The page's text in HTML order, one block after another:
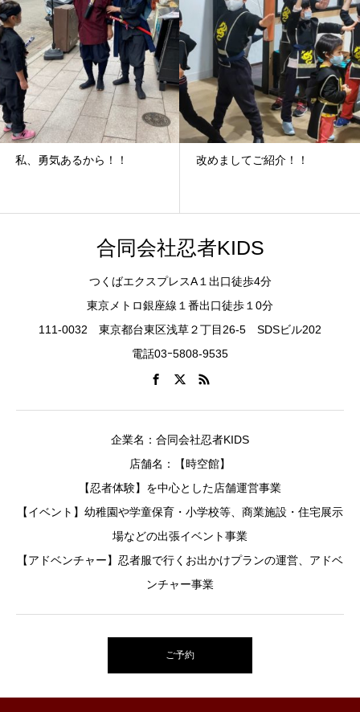
私、勇気あるから！！ 改めましてご紹介！！
合同会社忍者KIDS
つくばエクスプレスA１出口徒歩4分
東京メトロ銀座線１番出口徒歩１0分
111-0032 東京都台東区浅草２丁目26-5 SDSビル202
電話03ｰ5808-9535
企業名：合同会社忍者KIDS
店舗名：【時空館】
【忍者体験】を中心とした店舗運営事業
【イベント】幼稚園や学童保育・小学校等、商業施設・住宅展示
場などの出張イベント事業
【アドベンチャー】忍者服で行くお出かけプランの運営、アドベ
ンチャー事業
ご予約